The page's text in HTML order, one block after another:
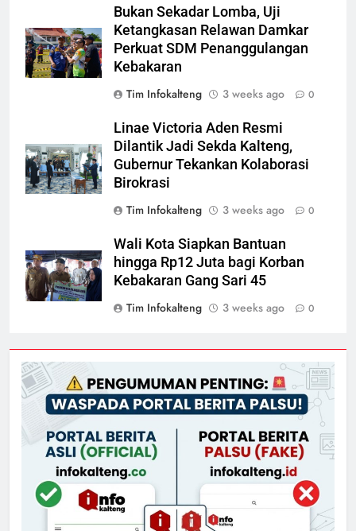
Bukan Sekadar Lomba, Uji
Ketangkasan Relawan Damkar
Perkuat SDM Penanggulangan
Kebakaran
Tim Infokalteng
3 weeks ago 0
Linae Victoria Aden Resmi
Dilantik Jadi Sekda Kalteng,
Gubernur Tekankan Kolaborasi
Birokrasi
Tim Infokalteng
3 weeks ago 0
Wali Kota Siapkan Bantuan
hingga Rp12 Juta bagi Korban
Kebakaran Gang Sari 45
Tim Infokalteng
3 weeks ago 0